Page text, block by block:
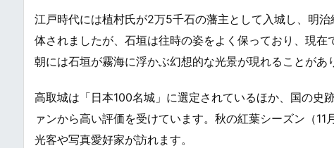
江戸時代には植村氏が2万5千石の藩主として入城し、明
体されましたが、石垣は往時の姿をよく保っており、現
朝には石垣が霧海に浮かぶ幻想的な光景が現れることがあ
高取城は「日本100名城」に選定されているほか、国の史
ァンから高い評価を受けています。秋の紅葉シーズン（
光客や写真愛好家が訪れます。